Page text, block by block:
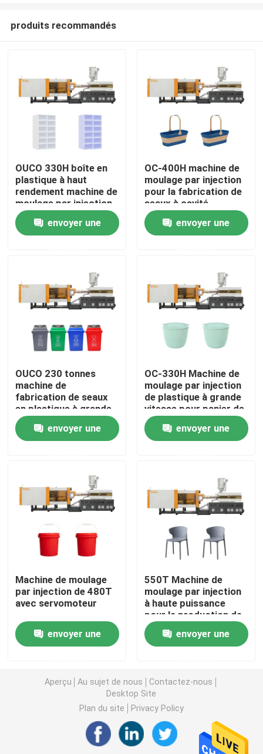
Maison
Produits
Au sujet de nous
Contrôle de qualité
Contactez-nous
Demandez une citation
Machine de moulage par injection de seau
Machine automatique de moulage par injection
Machine hydraulique de moulage par injection
Machine de moulage par injection de haute précision
machine à grande vitesse de moulage par injection
Machine de moulage par injection de moteur servo
Machine de moulage par injection de PVC
Mini Injection Molding Machine
produits recommandés
OUCO 330H boîte en
plastique à haut
rendement machine de
moulage par injection
pour chaussures boîte
de rangement
envoyer une
OC-400H machine de
moulage par injection
pour la fabrication de
seaux à cavité
profonde
envoyer une
OUCO 230 tonnes
machine de
fabrication de seaux
en plastique à grande
vitesse pour les
poubelles industrielles
envoyer une
OC-330H Machine de
moulage par injection
de plastique à grande
vitesse pour panier de
linge en plastique
envoyer une
Machine de moulage
par injection de 480T
avec servomoteur
envoyer une
550T Machine de
moulage par injection
à haute puissance
pour la production de
chaises en plastique
envoyer une
Aperçu Au sujet de nous
Contactez-nous
Desktop Site
Plan du site
Privacy Policy